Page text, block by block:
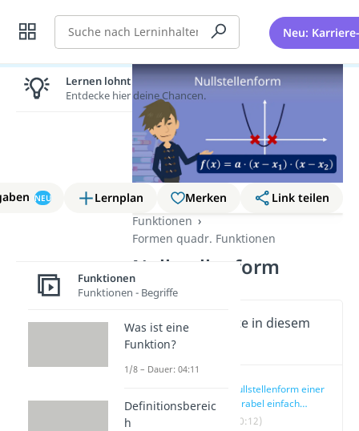
Suche Neu:
NEU Lernplan Merken
Link teilen
Funktionen
Formen quadr. Funktionen
Nullstellenform
Wichtige Inhalte in diesem
Video
Nullstellenform einer
Parabel einfach
erklärt
(00:12)
Lernen lohnt sich!
Entdecke hier deine Chancen.
Funktionen
Funktionen - Begriffe
Was ist eine
Funktion?
1/8 – Dauer: 04:11
Definitionsbereic
h